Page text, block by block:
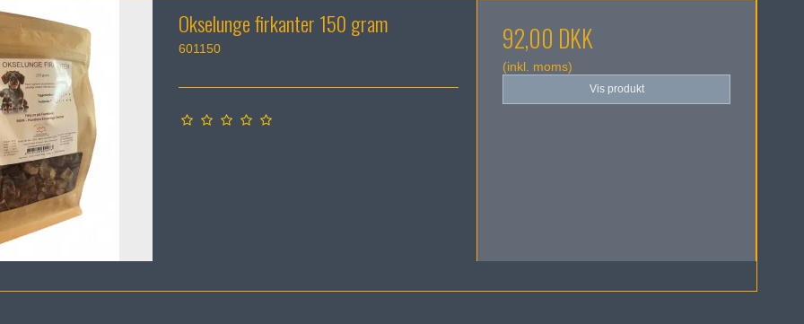
Okselunge firkanter 150 gram
601150 92,00 DKK
(inkl. moms)
Vis produkt